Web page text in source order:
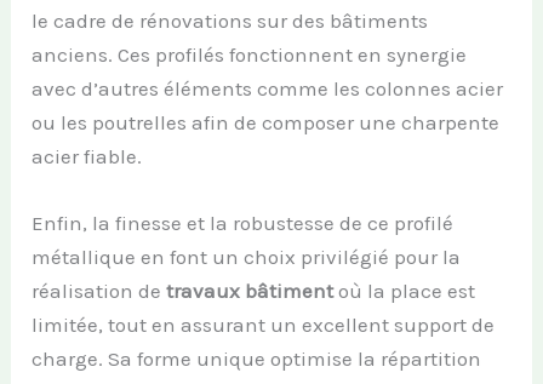
le cadre de rénovations sur des bâtiments
anciens. Ces profilés fonctionnent en synergie
avec d’autres éléments comme les colonnes acier
ou les poutrelles afin de composer une charpente
acier fiable.
Enfin, la finesse et la robustesse de ce profilé
métallique en font un choix privilégié pour la
réalisation detravaux bâtimentoù la place est
limitée, tout en assurant un excellent support de
charge. Sa forme unique optimise la répartition